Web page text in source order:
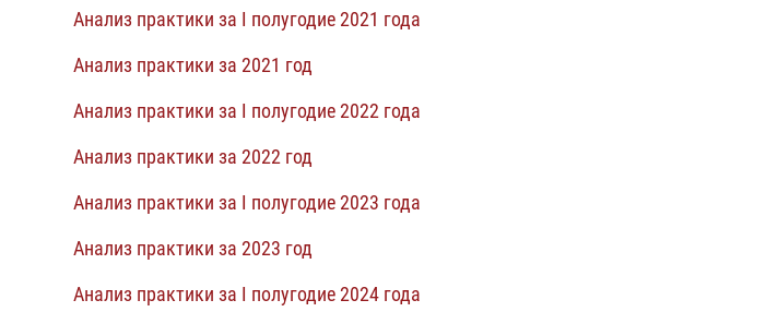
Анализ практики за I полугодие 2021 года
Анализ практики за 2021 год
Анализ практики за I полугодие 2022 года
Анализ практики за 2022 год
Анализ практики за I полугодие 2023 года
Анализ практики за 2023 год
Анализ практики за I полугодие 2024 года